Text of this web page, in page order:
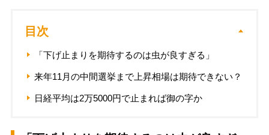
目次
「下げ止まりを期待するのは虫が良すぎる」
来年11月の中間選挙まで上昇相場は期待できない？
日経平均は2万5000円で止まれば御の字か